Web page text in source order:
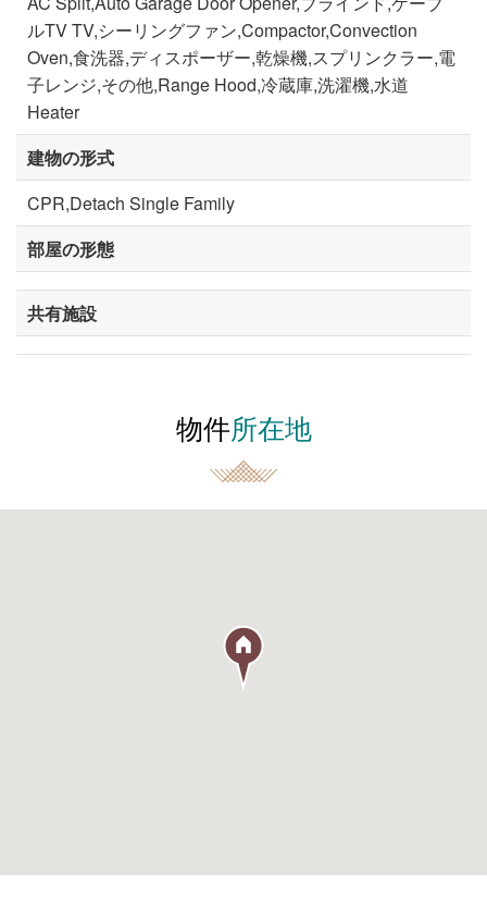
ルTV TV,シーリングファン,Compactor,Convection
Oven,食洗器,ディスポーザー,乾燥機,スプリンクラー,電
子レンジ,その他,Range Hood,冷蔵庫,洗濯機,水道
Heater
建物の形式
CPR,Detach Single Family
部屋の形態
共有施設
物件所在地